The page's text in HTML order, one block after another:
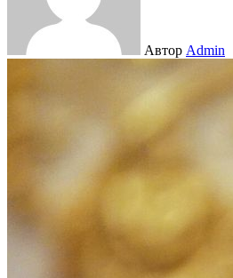
Автор Admin